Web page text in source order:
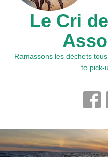
Le Cri
Ramassons les déchets
to pick-